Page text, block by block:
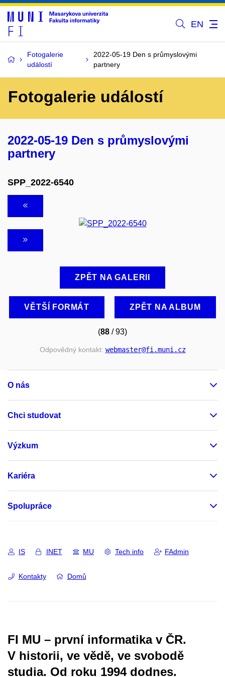
EN
Fotogalerie
událostí
2022-05-19 Den s průmyslovými
partnery
Fotogalerie událostí
2022-05-19 Den s průmyslovými
partnery
SPP_2022-6540
ZPĚT NA GALERII
VĚTŠÍ FORMÁT ZPĚT NA ALBUM
(88 / 93)
Odpovědný kontakt: webmaster@fi.muni.cz
O nás
Chci studovat
Výzkum
Kariéra
Spolupráce
IS INET MU Tech info FAdmin
Kontakty Domů
FI MU – první informatika v ČR.
V historii, ve vědě, ve svobodě
studia. Od roku 1994 dodnes.